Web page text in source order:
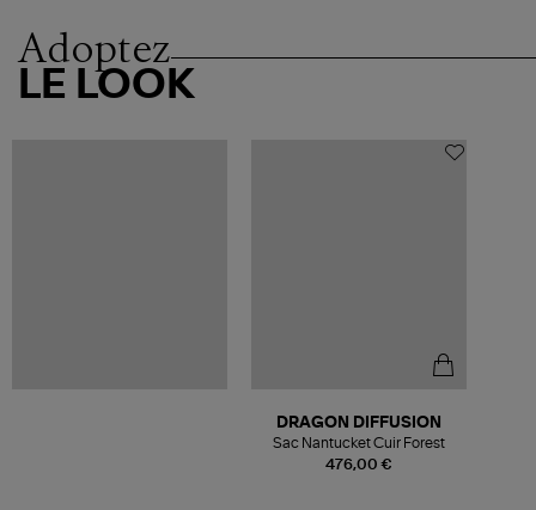
Adoptez
LE LOOK
476,00 €
DRAGON DIFFUSION
Sac Nantucket Cuir Forest